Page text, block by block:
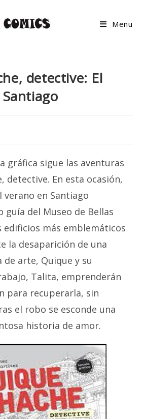
Menu
detective: El
gráfica sigue las aventuras
detective. En esta ocasión,
verano en Santiago
guía del Museo de Bellas
edificios más emblemáticos
la desaparición de una
arte, Quique y su
Talita, emprenderán
para recuperarla, sin
el robo se esconde una
historia de amor.